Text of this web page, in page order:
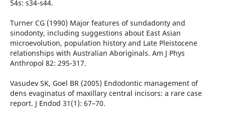
54s: s34-s44.
Turner CG (1990) Major features of sundadonty and
sinodonty, including suggestions about East Asian
microevolution, population history and Late Pleistocene
relationships with Australian Aboriginals. Am J Phys
Anthropol 82: 295-317.
Vasudev SK, Goel BR (2005) Endodontic management of
dens evaginatus of maxillary central incisors: a rare case
report. J Endod 31(1): 67–70.